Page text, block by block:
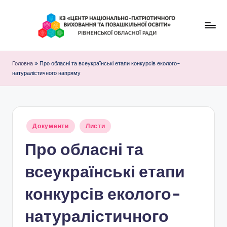
З
"
н
т
р
н
а
ц
Головна » Про обласні та всеукраїнські етапи конкурсів еколого-
натуралістичного напряму
Опубліковано
Документи Листи
Про обласні та
всеукраїнські етапи
конкурсів еколого-
натуралістичного